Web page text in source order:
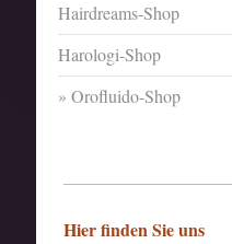
Hairdreams-Shop
Harologi-Shop
Orofluido-Shop
Hier finden Sie uns